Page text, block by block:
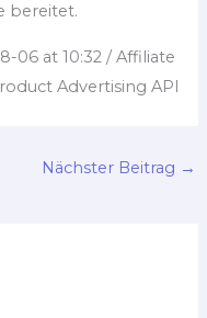
bereitet.
06 at 10:32 / Affiliate
Advertising API
Nächster Beitrag →